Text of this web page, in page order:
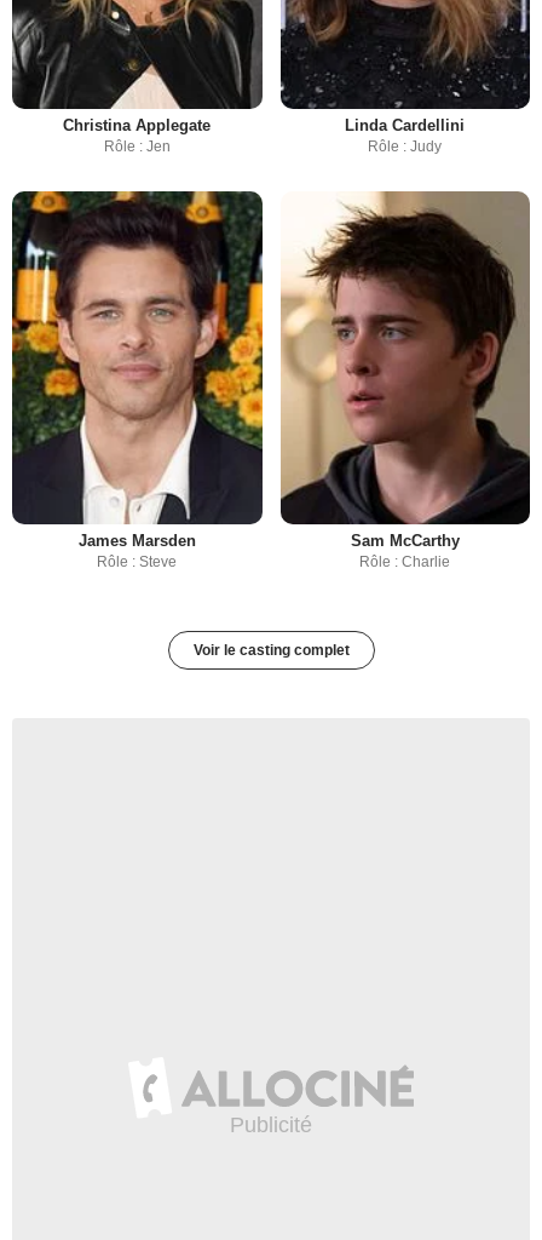
Christina Applegate
Rôle : Jen
Linda Cardellini
Rôle : Judy
James Marsden
Rôle : Steve
Sam McCarthy
Rôle : Charlie
Voir le casting complet